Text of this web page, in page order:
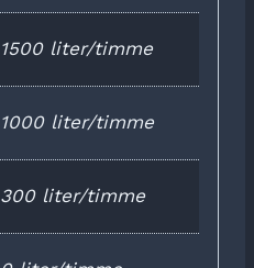
1500 liter/timme
1000 liter/timme
300 liter/timme